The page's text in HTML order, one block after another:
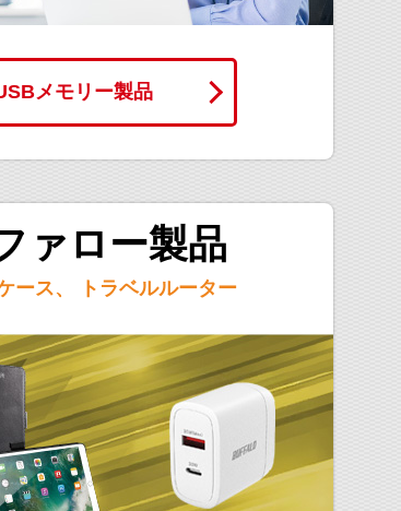
メモリー製品
ァロー製品
ース、 トラベルルーター